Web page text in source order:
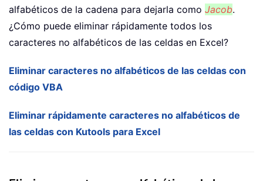
alfabéticos de la cadena para dejarla como Jacob.
¿Cómo puede eliminar rápidamente todos los
caracteres no alfabéticos de las celdas en Excel?
Eliminar caracteres no alfabéticos de las celdas con
código VBA
Eliminar rápidamente caracteres no alfabéticos de
las celdas con Kutools para Excel